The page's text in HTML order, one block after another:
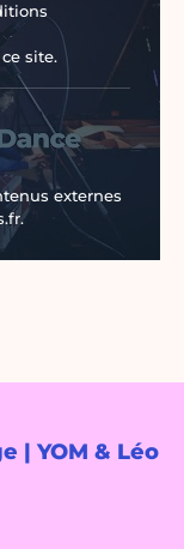
| YOM & Léo
site.
externes